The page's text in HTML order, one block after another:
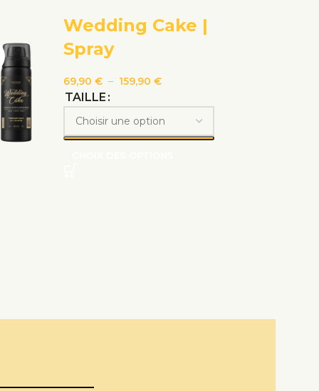
Wedding Cake |
Spray
69,90€ – 159,90€
TAILLE